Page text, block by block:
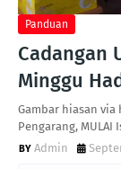
Panduan
Cadangan
Minggu
Gambar hiasan
Pengarang,
Admin